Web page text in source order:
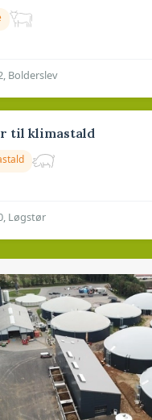
Bolderslev
til klimastald
Løgstør